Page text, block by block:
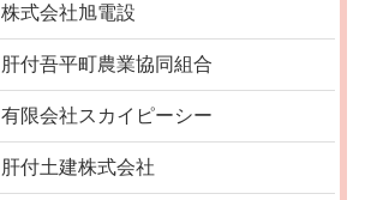
株式会社旭電設
肝付吾平町農業協同組合
有限会社スカイピーシー
肝付土建株式会社